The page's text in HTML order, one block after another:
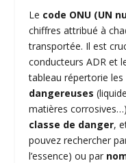
Le code ONU (UN
chiffres attribué à
transportée. Il est
conducteursADR et
tableau répertorie les
dangereuses
matières
classe de danger,
pouvez rechercher
l’essence) ou par